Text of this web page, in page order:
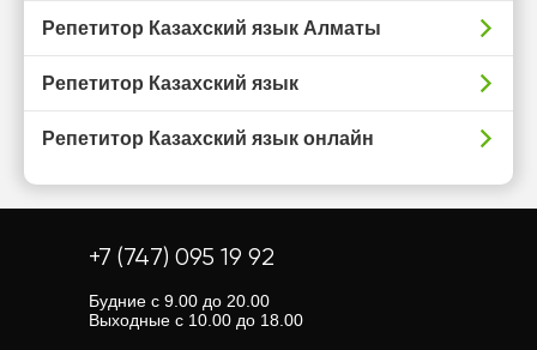
Репетитор Казахский язык Алматы
Репетитор Казахский язык
Репетитор Казахский язык онлайн
+7 (747) 095 19 92
Будние с 9.00 до 20.00
Выходные с 10.00 до 18.00